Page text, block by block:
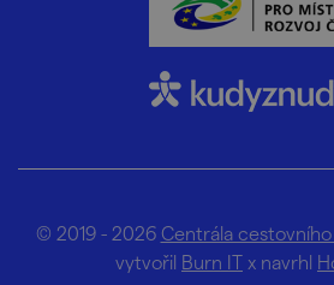
© 2019 - 2026 Centrála
vytvořil Burn IT x navrhl